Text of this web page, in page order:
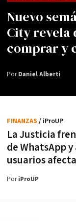
Nuevo
City revela
comprar y
PorDaniel Alberti
La Justicia
de WhatsApp
usuarios
FINANZAS / iProUP
PoriProUP